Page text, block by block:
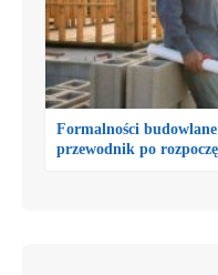
Formalności
przewodnik po